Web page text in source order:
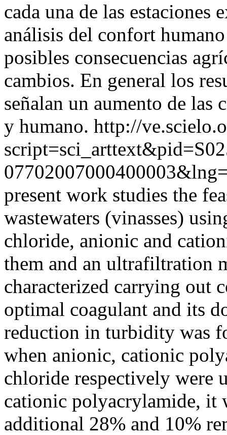
cada una de las estaciones
análisis del confort
posibles consecuencias
cambios. En general los
señalan un aumento de
y humano. http://
present work studies the
wastewaters (vinasses)
chloride, anionic and
them and an ultrafiltration
characterized carrying out
optimal coagulant and its
reduction in turbidity was
when anionic, cationic
chloride respectively were
cationic polyacrylamide, it
additional 28% and 10%